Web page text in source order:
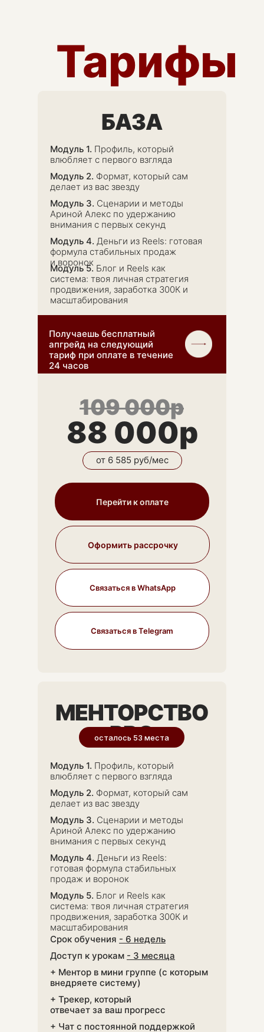
БАЗА
МЕНТОРСТВО
PRO
Модуль 1. Профиль, который
влюбляет с первого взгляда
Модуль 2. Формат, который сам
делает из вас звезду
Модуль 4. Деньги из Reels:
готовая формула стабильных
продаж и воронок
Модуль 5. Блог и Reels как
система: твоя личная стратегия
продвижения, заработка 300К и
масштабирования
+ Ментор в мини группе (с которым
внедряете систему)
Срок обучения - 6 недель
Доступ к урокам - 3 месяца
+ Трекер, который
отвечает за ваш прогресс
+ Чат с постоянной поддержкой
109 000р
88 000р
от 6 585 руб/мес
Тарифы
Получаешь бесплатный
апгрейд на следующий
тариф при оплате в течение
24 часов
Модуль 1. Профиль, который
влюбляет с первого взгляда
Модуль 2. Формат, который сам
делает из вас звезду
Модуль 3. Сценарии и методы
Ариной Алекс по удержанию
внимания с первых секунд
Модуль 3. Сценарии и методы
Ариной Алекс по удержанию
внимания с первых секунд
Модуль 4. Деньги из Reels: готовая
формула стабильных продаж
и воронок
Модуль 5. Блог и Reels как
система: твоя личная стратегия
продвижения, заработка 300К и
масштабирования
Связаться в WhatsApp
Связаться в Telegram
Оформить рассрочку
Перейти к оплате
осталось 53 места